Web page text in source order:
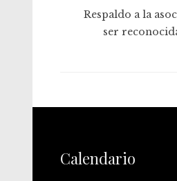
Respaldo a la
ser
Calendario